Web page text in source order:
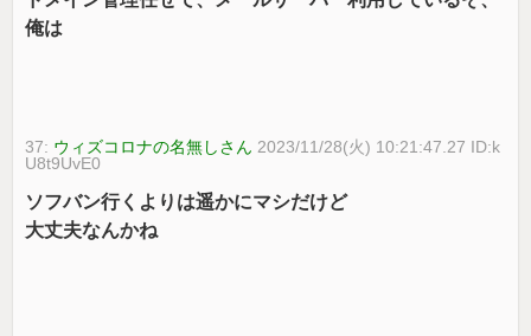
俺は
37: ウィズコロナの名無しさん 2023/11/28(火) 10:21:47.27 ID:k
U8t9UvE0
ソフバン行くよりは遥かにマシだけど
大丈夫なんかね